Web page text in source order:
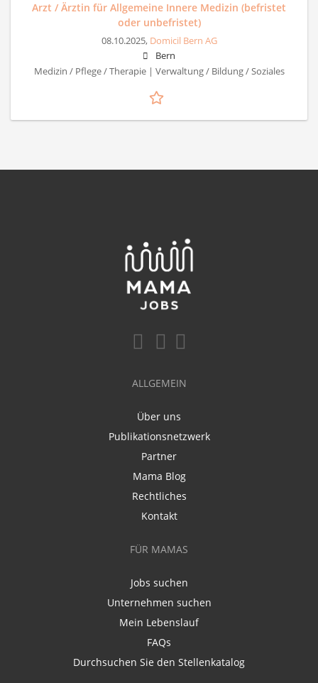
Arzt / Ärztin für Allgemeine Innere Medizin (befristet
oder unbefristet)
08.10.2025, Domicil Bern AG
Bern
Medizin / Pflege / Therapie | Verwaltung / Bildung / Soziales
ALLGEMEIN
Über uns
Publikationsnetzwerk
Partner
Mama Blog
Rechtliches
Kontakt
FÜR MAMAS
Jobs suchen
Unternehmen suchen
Mein Lebenslauf
FAQs
Durchsuchen Sie den Stellenkatalog